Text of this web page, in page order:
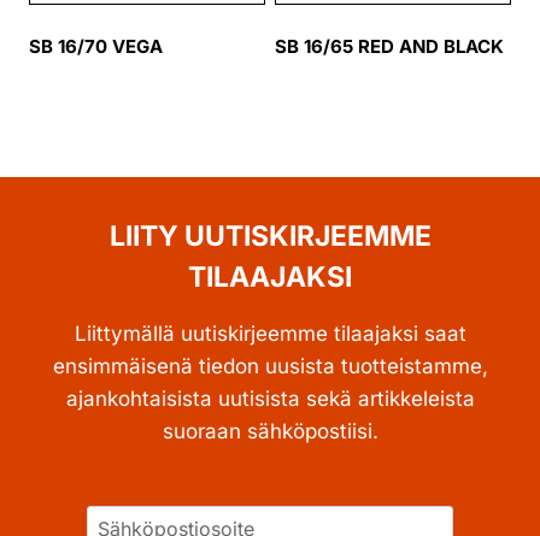
SB 16/70 VEGA SB 16/65 RED AND BLACK
LIITY UUTISKIRJEEMME
TILAAJAKSI
Liittymällä uutiskirjeemme tilaajaksi saat
ensimmäisenä tiedon uusista tuotteistamme,
ajankohtaisista uutisista sekä artikkeleista
suoraan sähköpostiisi.